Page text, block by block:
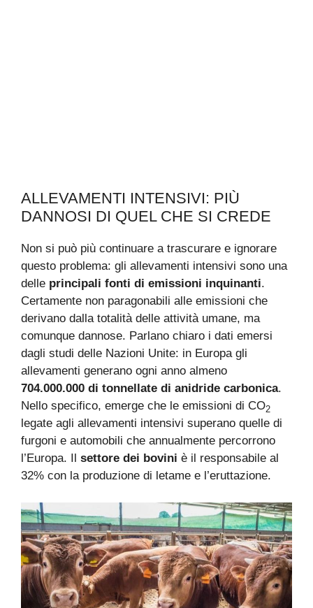
ALLEVAMENTI INTENSIVI: PIÙ
DANNOSI DI QUEL CHE SI CREDE
Non si può più continuare a trascurare e ignorare
questo problema: gli allevamenti intensivi sono una
delle principali fonti di emissioni inquinanti.
Certamente non paragonabili alle emissioni che
derivano dalla totalità delle attività umane, ma
comunque dannose. Parlano chiaro i dati emersi
dagli studi delle Nazioni Unite: in Europa gli
allevamenti generano ogni anno almeno
704.000.000 di tonnellate di anidride carbonica.
Nello specifico, emerge che le emissioni di CO2
legate agli allevamenti intensivi superano quelle di
furgoni e automobili che annualmente percorrono
l’Europa. Il
settore dei bovini è il responsabile al
32% con la produzione di letame e l’eruttazione.